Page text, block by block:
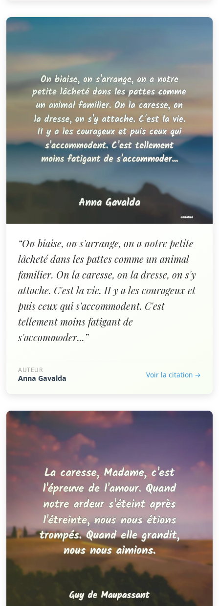
“On biaise, on s'arrange, on a notre petite
lâcheté dans les pattes comme un animal
familier. On la caresse, on la dresse, on s'y
attache. C'est la vie. II y a les courageux et
puis ceux qui s'accommodent. C'est
tellement moins fatigant de
s'accommoder...”
AUTEUR
Anna Gavalda Voir la citation →